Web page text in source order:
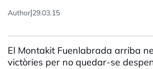
Author|29.03.15
El Montakit Fuenlabrada arriba
victòries per no quedar-se